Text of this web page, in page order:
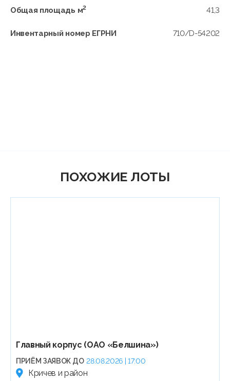
Общая площадь м2 41,3
Инвентарный номер ЕГРНИ 710/D-54202
ПОХОЖИЕ ЛОТЫ
Главный корпус (ОАО «Белшина»)
ПРИЁМ ЗАЯВОК ДО 28.08.2026 | 17:00
Кричев и район